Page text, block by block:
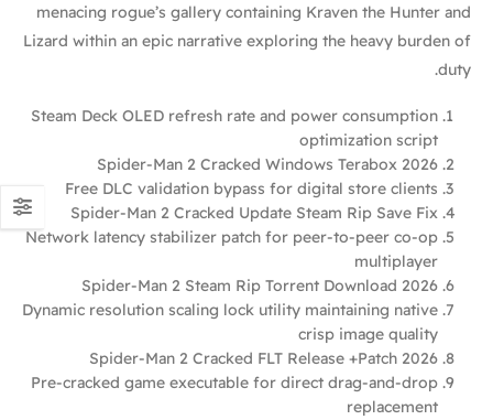
menacing rogue’s gallery containing Kraven the Hunter and
Lizard within an epic narrative exploring the heavy burden of
duty.
Steam Deck OLED refresh rate and power consumption
optimization script
Spider-Man 2 Cracked Windows Terabox 2026
Free DLC validation bypass for digital store clients
Spider-Man 2 Cracked Update Steam Rip Save Fix
Network latency stabilizer patch for peer-to-peer co-op
multiplayer
Spider-Man 2 Steam Rip Torrent Download 2026
Dynamic resolution scaling lock utility maintaining native
crisp image quality
Spider-Man 2 Cracked FLT Release +Patch 2026
Pre-cracked game executable for direct drag-and-drop
replacement